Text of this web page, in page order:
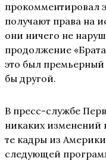
прокомментировал
получают права на
они ничего не
продолжение
это был премьерный
бы другой.
В пресс-службе
никаких изменений
те кадры из
следующей